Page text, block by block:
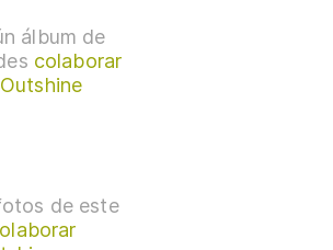
álbum de
colaborar
de este